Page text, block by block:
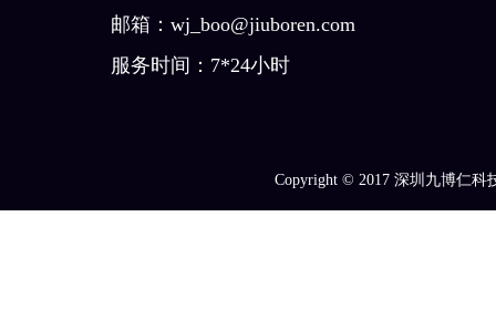
Copyright © 2017 深圳九博仁科
邮箱：wj_boo@jiuboren.com
服务时间：7*24小时